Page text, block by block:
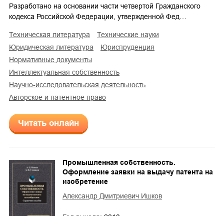
Разработано на основании части четвертой Гражданского
кодекса Российской Федерации, утвержденной Фед…
техническая литература
технические науки
юридическая литература
юриспруденция
нормативные документы
интеллектуальная собственность
научно-исследовательская деятельность
авторское и патентное право
Читать онлайн
Промышленная собственность.
Оформление заявки на выдачу патента на
изобретение
Александр Дмитриевич Ишков